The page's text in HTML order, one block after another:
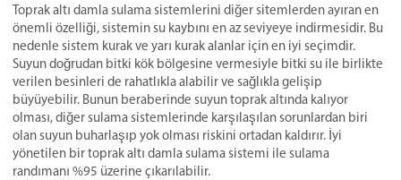
Toprak altı damla sulama sistemlerini diğer sitemlerden ayıran en
önemli özelliği, sistemin su kaybını en az seviyeye indirmesidir. Bu
nedenle sistem kurak ve yarı kurak alanlar için en iyi seçimdir.
Suyun doğrudan bitki kök bölgesine vermesiyle bitki su ile birlikte
verilen besinleri de rahatlıkla alabilir ve sağlıkla gelişip
büyüyebilir. Bunun beraberinde suyun toprak altında kalıyor
olması, diğer sulama sistemlerinde karşılaşılan sorunlardan biri
olan suyun buharlaşıp yok olması riskini ortadan kaldırır. İyi
yönetilen bir toprak altı damla sulama sistemi ile sulama
randımanı %95 üzerine çıkarılabilir.